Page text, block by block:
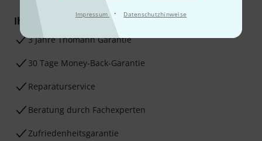
Impressum · Datenschutzhinweise
Ihre Vorteile
3 Jahre Thomann Garantie
30 Tage Money-Back-Garantie
Reparaturservice
Beratung durch Fachexperten
Zufriedenheitsgarantie